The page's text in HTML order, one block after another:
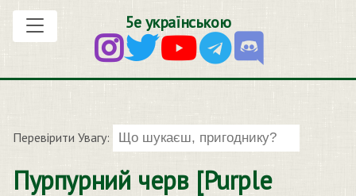
5е українською
Перевірити Увагу:
Пурпурний черв [Purple